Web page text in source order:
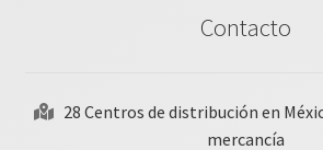
Contacto
28 Centros de distribución en
mercancía